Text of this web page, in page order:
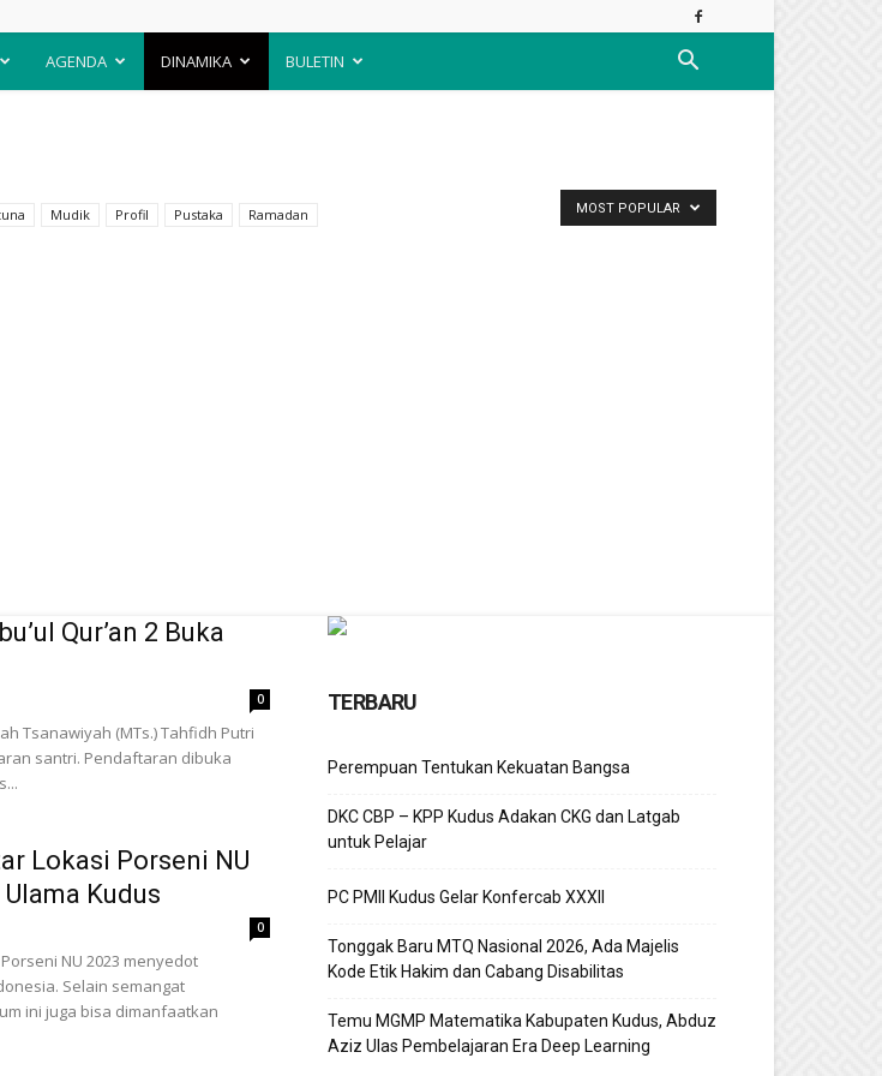
AGENDA DINAMIKA BULETIN
Mudik Profil Pustaka Ramadan MOST POPULAR
Qur’an 2 Buka
0
Tsanawiyah (MTs.) Tahfidh Putri
santri. Pendaftaran dibuka
Lokasi Porseni NU
Kudus
0
NU 2023 menyedot
Selain semangat
ini juga bisa dimanfaatkan
TERBARU
Perempuan Tentukan Kekuatan Bangsa
DKC CBP – KPP Kudus Adakan CKG dan Latgab
untuk Pelajar
PC PMII Kudus Gelar Konfercab XXXII
Tonggak Baru MTQ Nasional 2026, Ada Majelis
Kode Etik Hakim dan Cabang Disabilitas
Temu MGMP Matematika Kabupaten Kudus, Abduz
Aziz Ulas Pembelajaran Era Deep Learning